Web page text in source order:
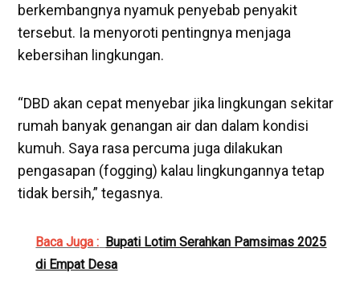
berkembangnya nyamuk penyebab penyakit
tersebut. Ia menyoroti pentingnya menjaga
kebersihan lingkungan.
“DBD akan cepat menyebar jika lingkungan sekitar
rumah banyak genangan air dan dalam kondisi
kumuh. Saya rasa percuma juga dilakukan
pengasapan (fogging) kalau lingkungannya tetap
tidak bersih,” tegasnya.
Baca Juga : Bupati Lotim Serahkan Pamsimas 2025
di Empat Desa